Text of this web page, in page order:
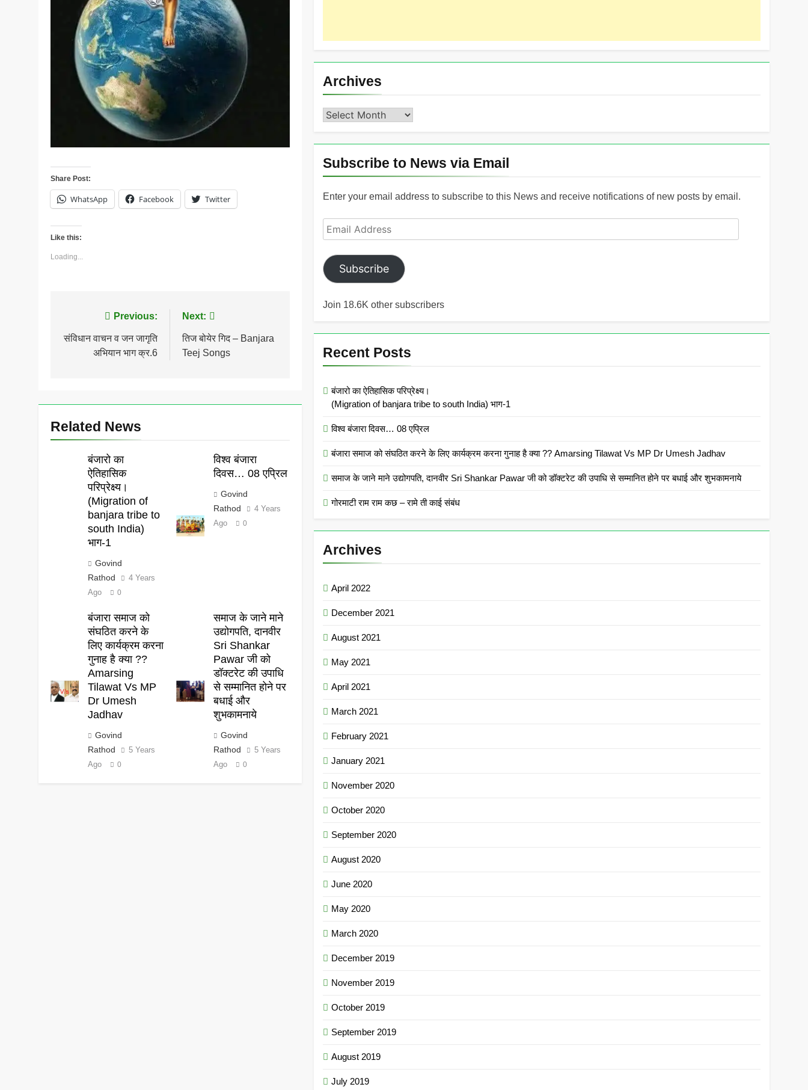
Share Post:
WhatsApp Facebook Twitter
Like this:
Loading...
navigation
Previous:
संविधान वाचन व जन जागृति
अभियान भाग क्र.6
Next:
तिज बोयेर गिद – Banjara
Teej Songs
Related News
बंजारो का
ऐतिहासिक
परिप्रेक्ष्य।
(Migration of
banjara tribe to
south India)
भाग-1
Govind
Rathod
4 Years
Ago
0
विश्व बंजारा
दिवस… 08 एप्रिल
Govind
Rathod
4 Years
Ago
0
बंजारा समाज को
संघठित करने के
लिए कार्यक्रम करना
गुनाह है क्या ??
Amarsing
Tilawat Vs MP
Dr Umesh
Jadhav
Govind
Rathod
5 Years
Ago
0
समाज के जाने माने
उद्योगपति, दानवीर
Sri Shankar
Pawar जी को
डॉक्टरेट की उपाधि
से सम्मानित होने पर
बधाई और
शुभकामनाये
Govind
Rathod
5 Years
Ago
0
Archives
Archives
Subscribe to News via Email
Enter your email address to subscribe to this News and receive notifications of new posts by email.
Email
Address
Subscribe
Join 18.6K other subscribers
Recent Posts
बंजारो का ऐतिहासिक परिप्रेक्ष्य।
(Migration of banjara tribe to south India) भाग-1
विश्व बंजारा दिवस… 08 एप्रिल
बंजारा समाज को संघठित करने के लिए कार्यक्रम करना गुनाह है क्या ?? Amarsing Tilawat Vs MP Dr Umesh Jadhav
समाज के जाने माने उद्योगपति, दानवीर Sri Shankar Pawar जी को डॉक्टरेट की उपाधि से सम्मानित होने पर बधाई और शुभकामनाये
गोरमाटी राम राम कछ – रामे ती काई संबंध
Archives
April 2022
December 2021
August 2021
May 2021
April 2021
March 2021
February 2021
January 2021
November 2020
October 2020
September 2020
August 2020
June 2020
May 2020
March 2020
December 2019
November 2019
October 2019
September 2019
August 2019
July 2019